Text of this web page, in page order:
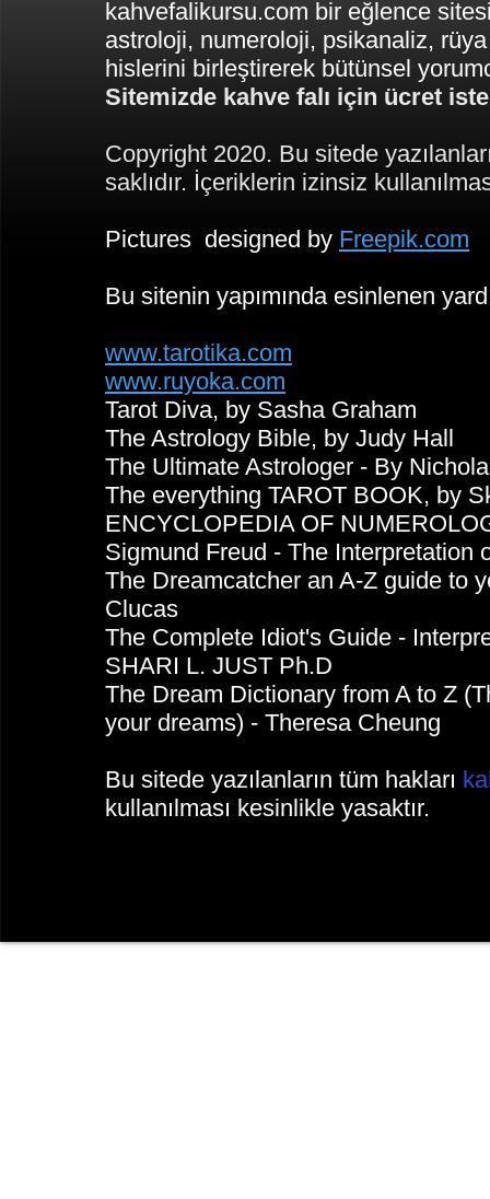
kahvefalikursu.com bir eğlence
astroloji, numeroloji, psikanaliz,
hislerini birleştirerek bütünsel
Sitemizde kahve falı için ücret
Copyright 2020. Bu sitede
saklıdır. İçeriklerin izinsiz
Pictures designed by Freepik.com
Bu sitenin yapımında esinlenen
www.tarotika.com
www.ruyoka.com
Tarot Diva, by Sasha Graham
The Astrology Bible, by Judy Hall
The Ultimate Astrologer - By
The everything TAROT BOOK, by
ENCYCLOPEDIA OF
Sigmund Freud - The Interpretation
The Dreamcatcher an A-Z guide to
Clucas
The Complete Idiot's Guide -
SHARI L. JUST Ph.D
The Dream Dictionary from A to Z
your dreams) - Theresa Cheung
Bu sitede yazılanların tüm hakları
kullanılması kesinlikle yasaktır.